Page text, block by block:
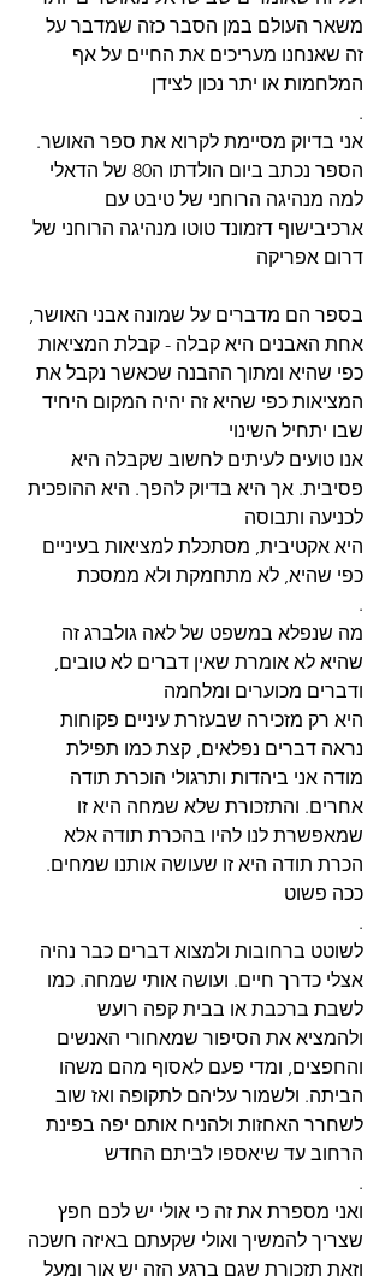
משאר העולם במן הסבר כזה שמדבר על
זה שאנחנו מעריכים את החיים על אף
המלחמות או יתר נכון לצידן
.
הספר נכתב ביום הולדתו ה80 של הדאלי
למה מנהיגה הרוחני של טיבט עם
ארכיבישוף דזמונד טוטו מנהיגה הרוחני של
דרום אפריקה
אחת האבנים היא קבלה - קבלת המציאות
כפי שהיא ומתוך ההבנה שכאשר נקבל את
המציאות כפי שהיא זה יהיה המקום היחיד
שבו יתחיל השינוי
פסיבית. אך היא בדיוק להפך. היא ההופכית
לכניעה ותבוסה
כפי שהיא, לא מתחמקת ולא ממסכת
.
שהיא לא אומרת שאין דברים לא טובים,
ודברים מכוערים ומלחמה
נראה דברים נפלאים, קצת כמו תפילת
מודה אני ביהדות ותרגולי הוכרת תודה
אחרים. והתזכורת שלא שמחה היא זו
שמאפשרת לנו להיו בהכרת תודה אלא
הכרת תודה היא זו שעושה אותנו שמחים.
ככה פשוט
.
אצלי כדרך חיים. ועושה אותי שמחה. כמו
לשבת ברכבת או בבית קפה רועש
ולהמציא את הסיפור שמאחורי האנשים
והחפצים, ומדי פעם לאסוף מהם משהו
הביתה. ולשמור עליהם לתקופה ואז שוב
לשחרר האחזות ולהניח אותם יפה בפינת
הרחוב עד שיאספו לביתם החדש
.
שצריך להמשיך ואולי שקעתם באיזה חשכה
וזאת תזכורת שגם ברגע הזה יש אור ומעל